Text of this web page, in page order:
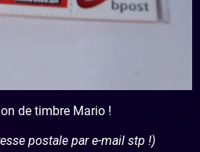
de timbre Mario !
postale par e-mail stp !)